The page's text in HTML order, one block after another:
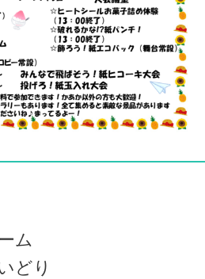
ム
どり